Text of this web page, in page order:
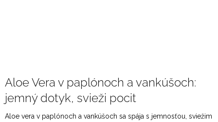
Aloe Vera v paplónoch a vankúšoch:
jemný dotyk, svieži pocit
Aloe vera v paplónoch a vankúšoch sa spája s jemnosťou, sviežim